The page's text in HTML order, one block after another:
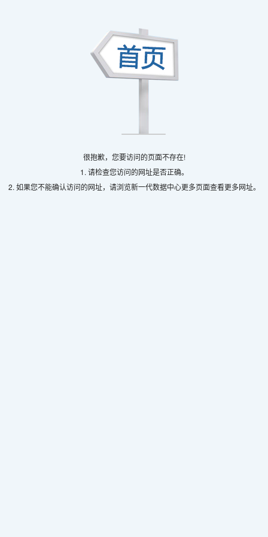
很抱歉，您要访问的页面不存在!
1. 请检查您访问的网址是否正确。
2. 如果您不能确认访问的网址，请浏览新一代数据中心更多页面查看更多网址。